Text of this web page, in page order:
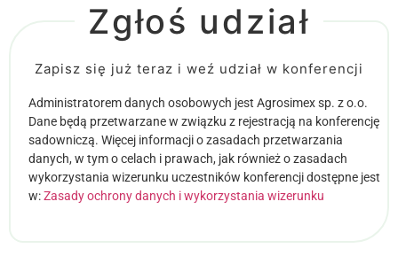
Zgłoś udział
Zapisz się już teraz i weź udział w konferencji
Administratorem danych osobowych jest Agrosimex sp. z o.o.
Dane będą przetwarzane w związku z rejestracją na konferencję
sadowniczą. Więcej informacji o zasadach przetwarzania
danych, w tym o celach i prawach, jak również o zasadach
wykorzystania wizerunku uczestników konferencji dostępne jest
w:Zasady ochrony danych i wykorzystania wizerunku